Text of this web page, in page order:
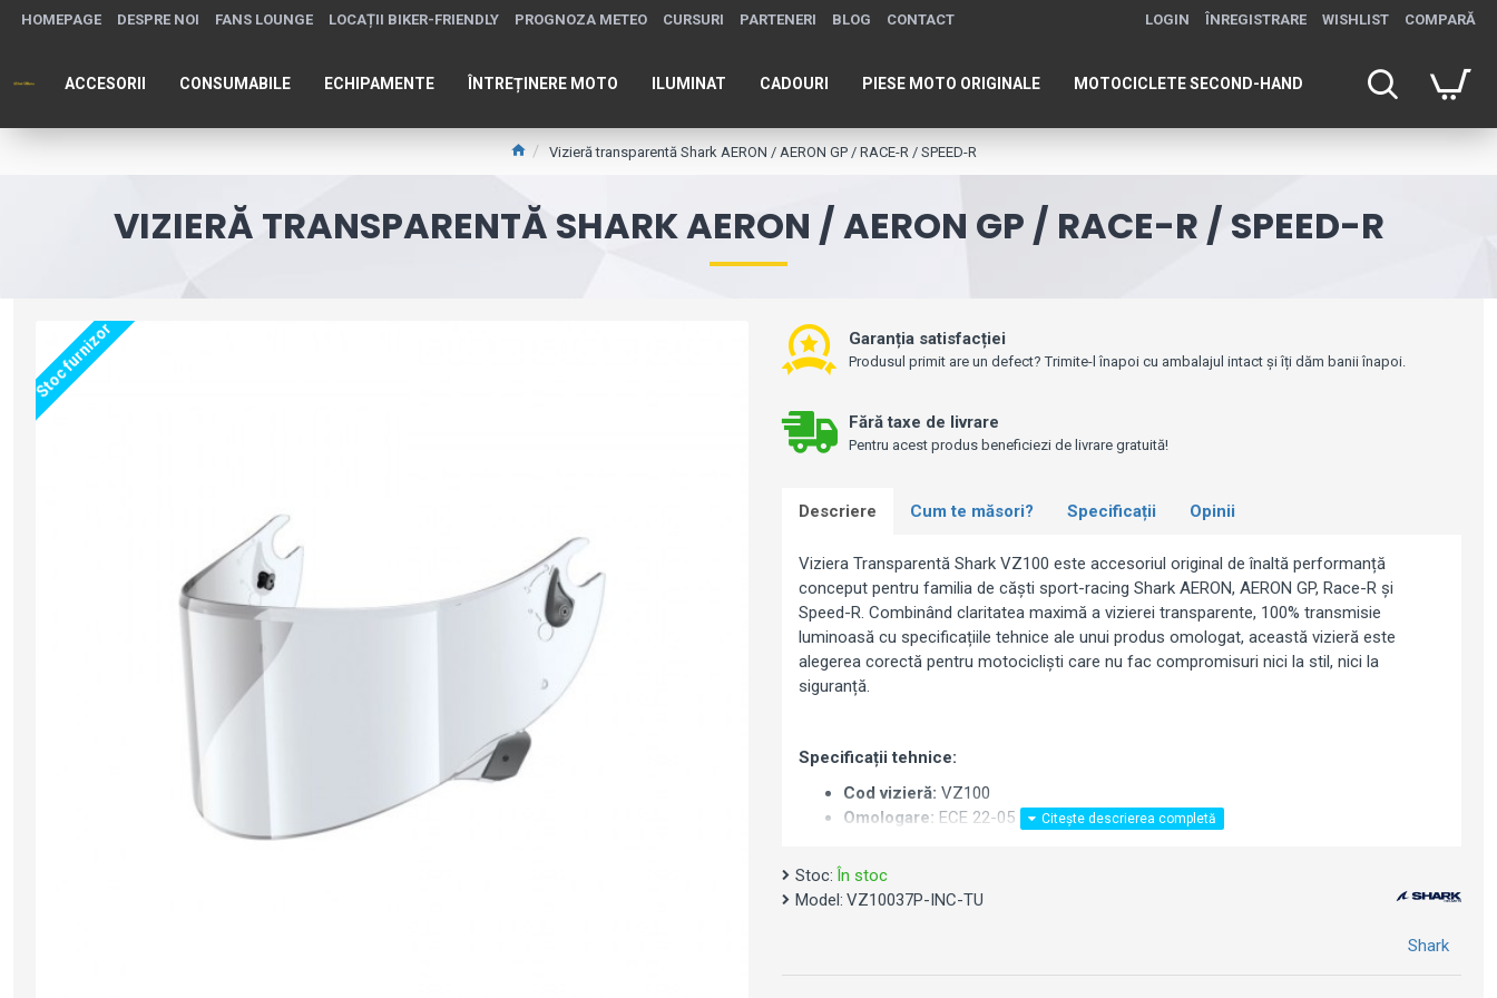
HOMEPAGE DESPRE NOI FANS LOUNGE LOCAȚII BIKER-FRIENDLY PROGNOZA METEO CURSURI PARTENERI BLOG CONTACT LOGIN ÎNREGISTRARE WISHLIST COMPARĂ
ACCESORII CONSUMABILE ECHIPAMENTE ÎNTREȚINERE MOTO ILUMINAT CADOURI PIESE MOTO ORIGINALE MOTOCICLETE SECOND-HAND
Vizieră transparentă Shark AERON / AERON GP / RACE-R / SPEED-R
VIZIERĂ TRANSPARENTĂ SHARK AERON / AERON GP / RACE-R / SPEED-R
Stoc furnizor
Fără taxe de livrare
Pentru acest produs beneficiezi de livrare gratuită!
Garanția satisfacției
Produsul primit are un defect? Trimite-l înapoi cu ambalajul intact și îți dăm banii înapoi.
Descriere Cum te măsori? Specificații Opinii
Viziera Transparentă Shark VZ100 este accesoriul original de înaltă performanță
conceput pentru familia de căști sport-racing Shark AERON, AERON GP, Race-R și
Speed-R. Combinând claritatea maximă a vizierei transparente, 100% transmisie
luminoasă cu specificațiile tehnice ale unui produs omologat, această vizieră este
alegerea corectă pentru motocicliști care nu fac compromisuri nici la stil, nici la
siguranță.
Specificații tehnice:
Cod vizieră: VZ100
Omologare: ECE 22-05
Tratament:
Pinlock Ready: Da – compatibil Pinlock Max Vision (inserție Pinlock nu este
Stoc: În stoc
Model: VZ10037P-INC-TU
Shark